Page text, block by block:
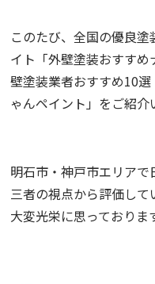
このたび、全国の優良
イト「外壁塗装おすす
壁塗装業者おすすめ10
ゃんペイント」をご紹介
明石市・神戸市エリア
三者の視点から評価し
大変光栄に思っておりま